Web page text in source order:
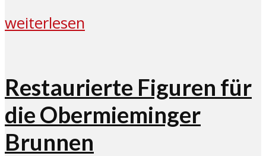
weiterlesen
Restaurierte Figuren für
die Obermieminger
Brunnen